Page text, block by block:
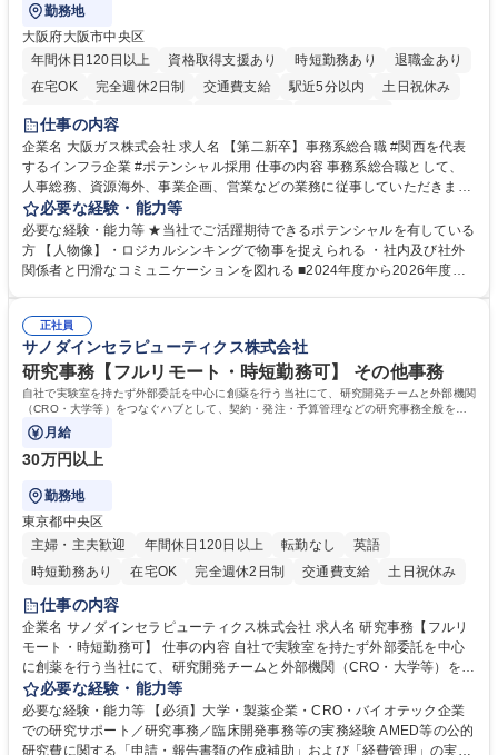
勤務地
大阪府大阪市中央区
年間休日120日以上
資格取得支援あり 時短勤務あり
退職金あり
在宅OK
完全週休2日制 交通費支給 駅近5分以内
土日祝休み
服装自由
第二新卒歓迎
仕事の内容
企業名 大阪ガス株式会社 求人名 【第二新卒】事務系総合職 #関西を代表
するインフラ企業 #ポテンシャル採用 仕事の内容 事務系総合職として、
人事総務、資源海外、事業企画、営業などの業務に従事していただきま
す。 【業務内容の一例】■所属事業部の勤労業務 ■海外に関係する各種業
務 ■営業部門の企画スタッフ、ルート営業 【キャリアパス】入社後の配属
ポジションで一定期間ご活躍頂いた後、本人の適性及び将来のキャリアを
鑑みてジョブローテーションを行います。 【育成】OJTでの現場育成や研
表するインフラ企業 #ポテンシャル採用
必要な経験・能力等
必要な経験・能力等 ★当社でご活躍期待できるポテンシャルを有している
方 【人物像】・ロジカルシンキングで物事を捉えられる ・社内及び社外
関係者と円滑なコミュニケーションを図れる ■2024年度から2026年度ま
72.html ■エネルギーセキュリティの不安定化や気候変動による自然災害の
甚大化など、これまで以上に社会課題解決の重要性が高まっています。
「未来の日常」の創造に向けて持続可能な社会の実現に貢献してまいりま
す。 学歴・資格 学歴：大学院 大学 語学力： 資格：
正社員
サノダインセラピューティクス株式会社
研究事務【フルリモート・時短勤務可】 その他事務
自社で実験室を持たず外部委託を中心に創薬を行う当社にて、研究開発チームと外部機関
（CRO・大学等）をつなぐハブとして、契約・発注・予算管理などの研究事務全般をお
任せします。
月給
30万円以上
勤務地
東京都中央区
主婦・主夫歓迎
年間休日120日以上 転勤なし
英語
時短勤務あり
在宅OK 完全週休2日制 交通費支給 土日祝休み
仕事の内容
企業名 サノダインセラピューティクス株式会社 求人名 研究事務【フルリ
モート・時短勤務可】 仕事の内容 自社で実験室を持たず外部委託を中心
に創薬を行う当社にて、研究開発チームと外部機関（CRO・大学等）をつ
なぐハブとして、契約・発注・予算管理などの研究事務全般をお任せしま
す。 ■見積取得、発注、検収、請求処理等の事務手続き ■委託先との定例
会議の調整・アジェンダ準備・議事録作成 ■研究報告書、試験関連資料、
SOP等の整備・版管理・保管 ■研究開発の進捗・タイムライン・予算執行
必要な経験・能力等
必要な経験・能力等 【必須】大学・製薬企業・CRO・バイオテック企業
での研究サポート／研究事務／臨床開発事務等の実務経験 AMED等の公的
研究費に関する「申請・報告書類の作成補助」および「経費管理」の実務